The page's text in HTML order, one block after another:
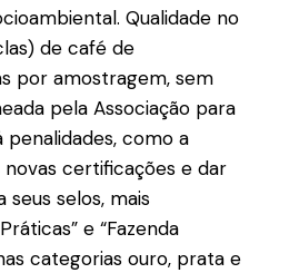
Qualidade no
de café de
por amostragem, sem
pela Associação para
como a
certificações e dar
selos, mais
e “Fazenda
categorias ouro, prata e